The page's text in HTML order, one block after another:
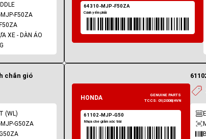
F50ZA
XE - DÀN ÁO
chắn gió
(WL)
G50ZA